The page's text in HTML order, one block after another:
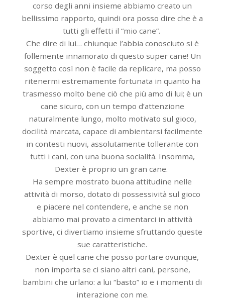
corso degli anni insieme abbiamo creato un
bellissimo rapporto, quindi ora posso dire che è a
tutti gli effetti il “mio cane”.
Che dire di lui… chiunque l’abbia conosciuto si è
follemente innamorato di questo super cane! Un
soggetto così non è facile da replicare, ma posso
ritenermi estremamente fortunata in quanto ha
trasmesso molto bene ciò che più amo di lui; è un
cane sicuro, con un tempo d’attenzione
naturalmente lungo, molto motivato sul gioco,
docilità marcata, capace di ambientarsi facilmente
in contesti nuovi, assolutamente tollerante con
tutti i cani, con una buona socialità. Insomma,
Dexter è proprio un gran cane.
Ha sempre mostrato buona attitudine nelle
attività di morso, dotato di possessività sul gioco
e piacere nel contendere, e anche se non
abbiamo mai provato a cimentarci in attività
sportive, ci divertiamo insieme sfruttando queste
sue caratteristiche.
Dexter è quel cane che posso portare ovunque,
non importa se ci siano altri cani, persone,
bambini che urlano: a lui “basto” io e i momenti di
interazione con me.